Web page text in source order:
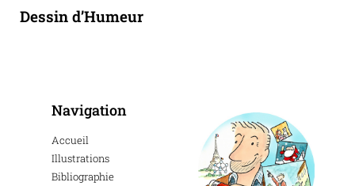
Dessin d’Humeur
Navigation
Accueil
Illustrations
Bibliographie